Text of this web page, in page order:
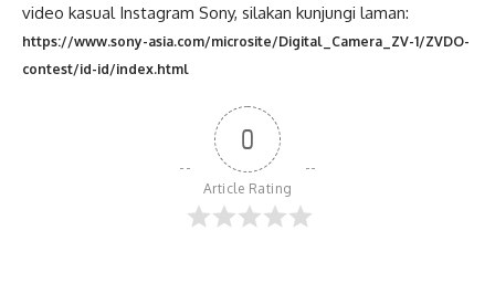
video kasual Instagram Sony, silakan kunjungi laman:
https://www.sony-asia.com/microsite/Digital_Camera_ZV-1/ZVDO-
contest/id-id/index.html
0
Article Rating